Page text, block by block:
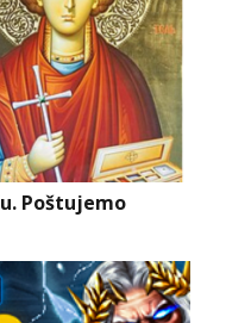
Poštujemo